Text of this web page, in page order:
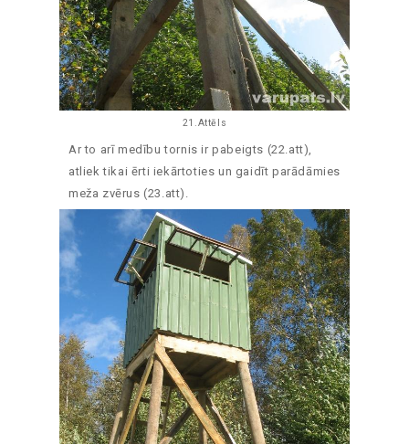
21.Attēls
Ar to arī medību tornis ir pabeigts (22.att),
atliek tikai ērti iekārtoties un gaidīt parādāmies
meža zvērus (23.att).